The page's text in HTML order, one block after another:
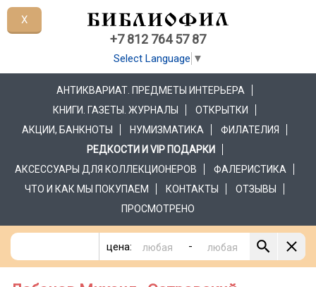
+7 812 764 57 87
Select Language ▼
АНТИКВАРИАТ. ПРЕДМЕТЫ ИНТЕРЬЕРА
КНИГИ. ГАЗЕТЫ. ЖУРНАЛЫ
ОТКРЫТКИ
АКЦИИ, БАНКНОТЫ
НУМИЗМАТИКА
ФИЛАТЕЛИЯ
РЕДКОСТИ И VIP ПОДАРКИ
АКСЕССУАРЫ ДЛЯ КОЛЛЕКЦИОНЕРОВ
ФАЛЕРИСТИКА
ЧТО И КАК МЫ ПОКУПАЕМ
КОНТАКТЫ
ОТЗЫВЫ
ПРОСМОТРЕНО
цена: -
X